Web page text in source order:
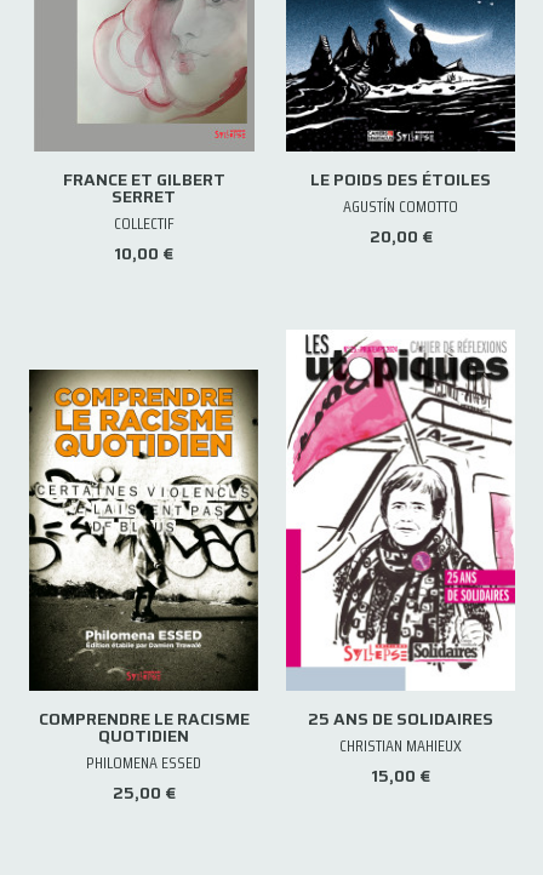
FRANCE ET GILBERT
SERRET
COLLECTIF
10,00 €
LE POIDS DES ÉTOILES
AGUSTÍN COMOTTO
20,00 €
COMPRENDRE LE RACISME
QUOTIDIEN
PHILOMENA ESSED
25,00 €
25 ANS DE SOLIDAIRES
CHRISTIAN MAHIEUX
15,00 €